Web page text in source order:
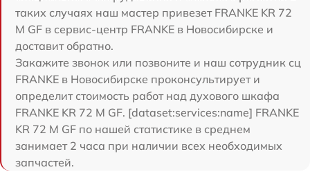
таких случаях наш мастер привезет FRANKE KR 72
M GF в сервис-центр FRANKE в Новосибирске и
доставит обратно.
Закажите звонок или позвоните и наш сотрудник сц
FRANKE в Новосибирске проконсультирует и
определит стоимость работ над духового шкафа
FRANKE KR 72 M GF. [dataset:services:name] FRANKE
KR 72 M GF по нашей статистике в среднем
занимает 2 часа при наличии всех необходимых
запчастей.